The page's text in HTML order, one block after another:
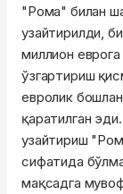
"Рома" билан
узайтирилди,
миллион
ўзгартириш
евролик
қаратилган
узайтириш
сифатида
мақсадга